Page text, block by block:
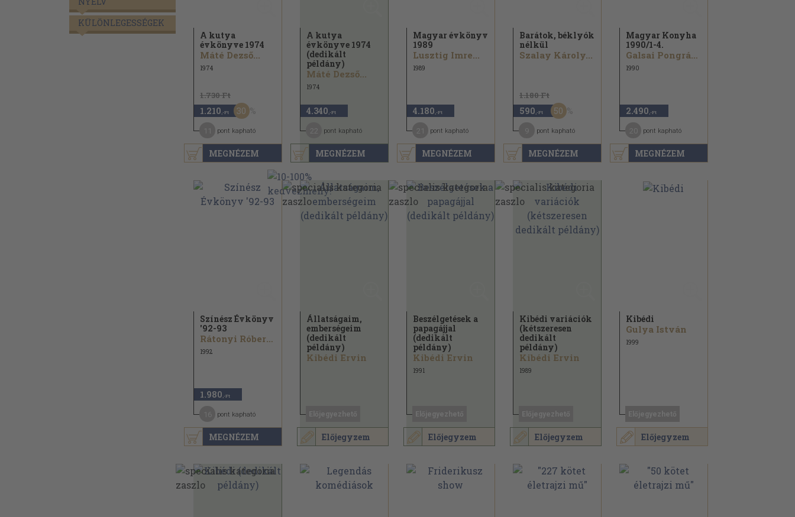
KÜLÖNLEGESSÉGEK
MEGNÉZEM
A kutya
évkönyve 1974
Máté Dezső...
1974
1.730 Ft
1.210 ,-Ft 30
pont kapható
MEGNÉZEM
A kutya
évkönyve 1974
(dedikált
példány)
Máté Dezső...
1974
4.340 ,-Ft
pont kapható
MEGNÉZEM
Magyar évkönyv
1989
Lusztig Imre...
1989
4.180 ,-Ft
pont kapható
MEGNÉZEM
Barátok, béklyók
nélkül
Szalay Károly...
1.180 Ft
590 ,-Ft 50
pont kapható
MEGNÉZEM
Magyar Konyha
1990/1-4.
Galsai Pongrác...
1990
2.490 ,-Ft
pont kapható
MEGNÉZEM
Színész Évkönyv
'92-93
Rátonyi Róbert...
1992
1.980 ,-Ft
pont kapható
Előjegyzem
Állatságaim,
emberségeim
(dedikált
példány)
Kibédi Ervin
Előjegyzem
Beszélgetések a
papagájjal
(dedikált
példány)
Kibédi Ervin
1991
Előjegyzem
Kibédi variációk
(kétszeresen
dedikált
példány)
Kibédi Ervin
1989
Előjegyzem
Kibédi
Gulya István
1999